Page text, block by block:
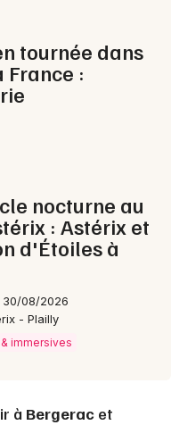
tournée dans
France :
nocturne au
: Astérix et
d'Étoiles à
08/2026
- Plailly
immersives
à Bergerac et